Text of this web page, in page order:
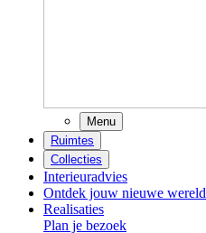
Menu
Ruimtes
Collecties
Interieuradvies
Ontdek jouw nieuwe wereld
Realisaties
Plan je bezoek